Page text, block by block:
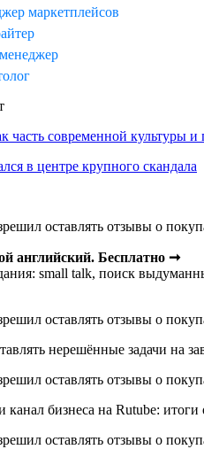
маркетплейсов
часть современной культуры
в центре крупного скандала
английский. Бесплатно ➞
small talk, поиск
нерешённые задачи на
канал бизнеса на Rutube: